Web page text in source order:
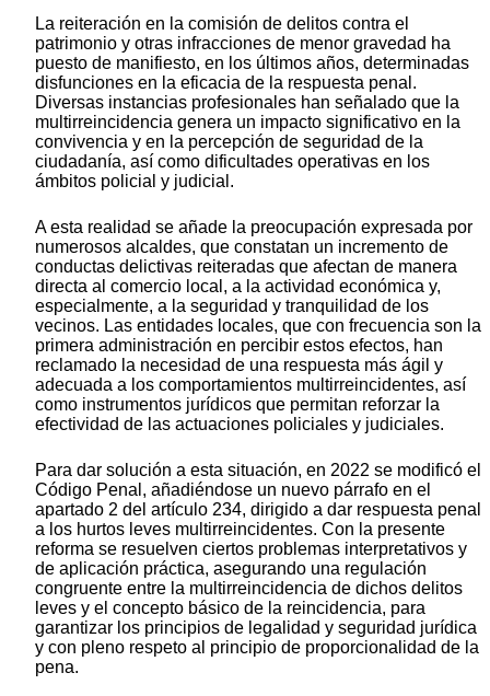
La reiteración en la comisión de delitos contra el
patrimonio y otras infracciones de menor gravedad ha
puesto de manifiesto, en los últimos años, determinadas
disfunciones en la eficacia de la respuesta penal.
Diversas instancias profesionales han señalado que la
multirreincidencia genera un impacto significativo en la
convivencia y en la percepción de seguridad de la
ciudadanía, así como dificultades operativas en los
ámbitos policial y judicial.
A esta realidad se añade la preocupación expresada por
numerosos alcaldes, que constatan un incremento de
conductas delictivas reiteradas que afectan de manera
directa al comercio local, a la actividad económica y,
especialmente, a la seguridad y tranquilidad de los
vecinos. Las entidades locales, que con frecuencia son la
primera administración en percibir estos efectos, han
reclamado la necesidad de una respuesta más ágil y
adecuada a los comportamientos multirreincidentes, así
como instrumentos jurídicos que permitan reforzar la
efectividad de las actuaciones policiales y judiciales.
Para dar solución a esta situación, en 2022 se modificó el
Código Penal, añadiéndose un nuevo párrafo en el
apartado 2 del artículo 234, dirigido a dar respuesta penal
a los hurtos leves multirreincidentes. Con la presente
reforma se resuelven ciertos problemas interpretativos y
de aplicación práctica, asegurando una regulación
congruente entre la multirreincidencia de dichos delitos
leves y el concepto básico de la reincidencia, para
garantizar los principios de legalidad y seguridad jurídica
y con pleno respeto al principio de proporcionalidad de la
pena.